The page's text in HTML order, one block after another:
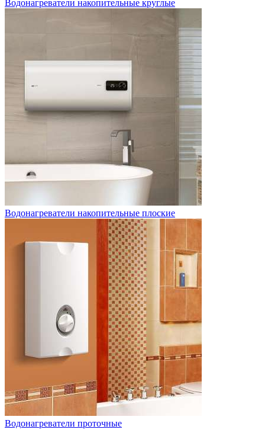
Водонагреватели накопительные круглые
Водонагреватели накопительные плоские
Водонагреватели проточные